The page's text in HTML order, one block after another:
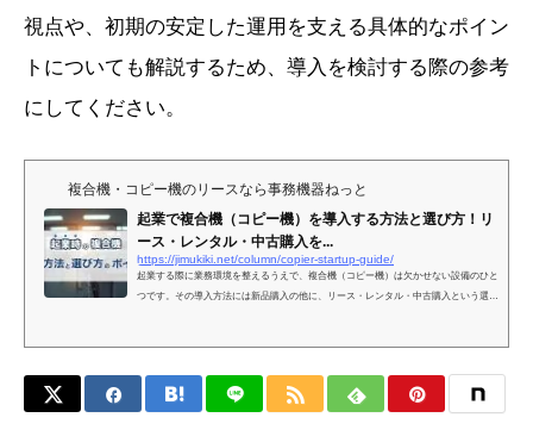
視点や、初期の安定した運用を支える具体的なポイン
トについても解説するため、導入を検討する際の参考
にしてください。
複合機・コピー機のリースなら事務機器ねっと
起業で複合機（コピー機）を導入する方法と選び方！リ
ース・レンタル・中古購入を...
https://jimukiki.net/column/copier-startup-guide/
起業する際に業務環境を整えるうえで、複合機（コピー機）は欠かせない設備のひと
つです。その導入方法には新品購入の他に、リース・レンタル・中古購入という選択